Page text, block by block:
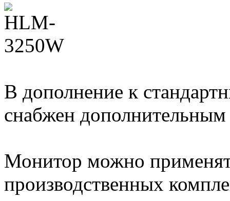
В дополнение к
снабжен
Монитор можно
производственных